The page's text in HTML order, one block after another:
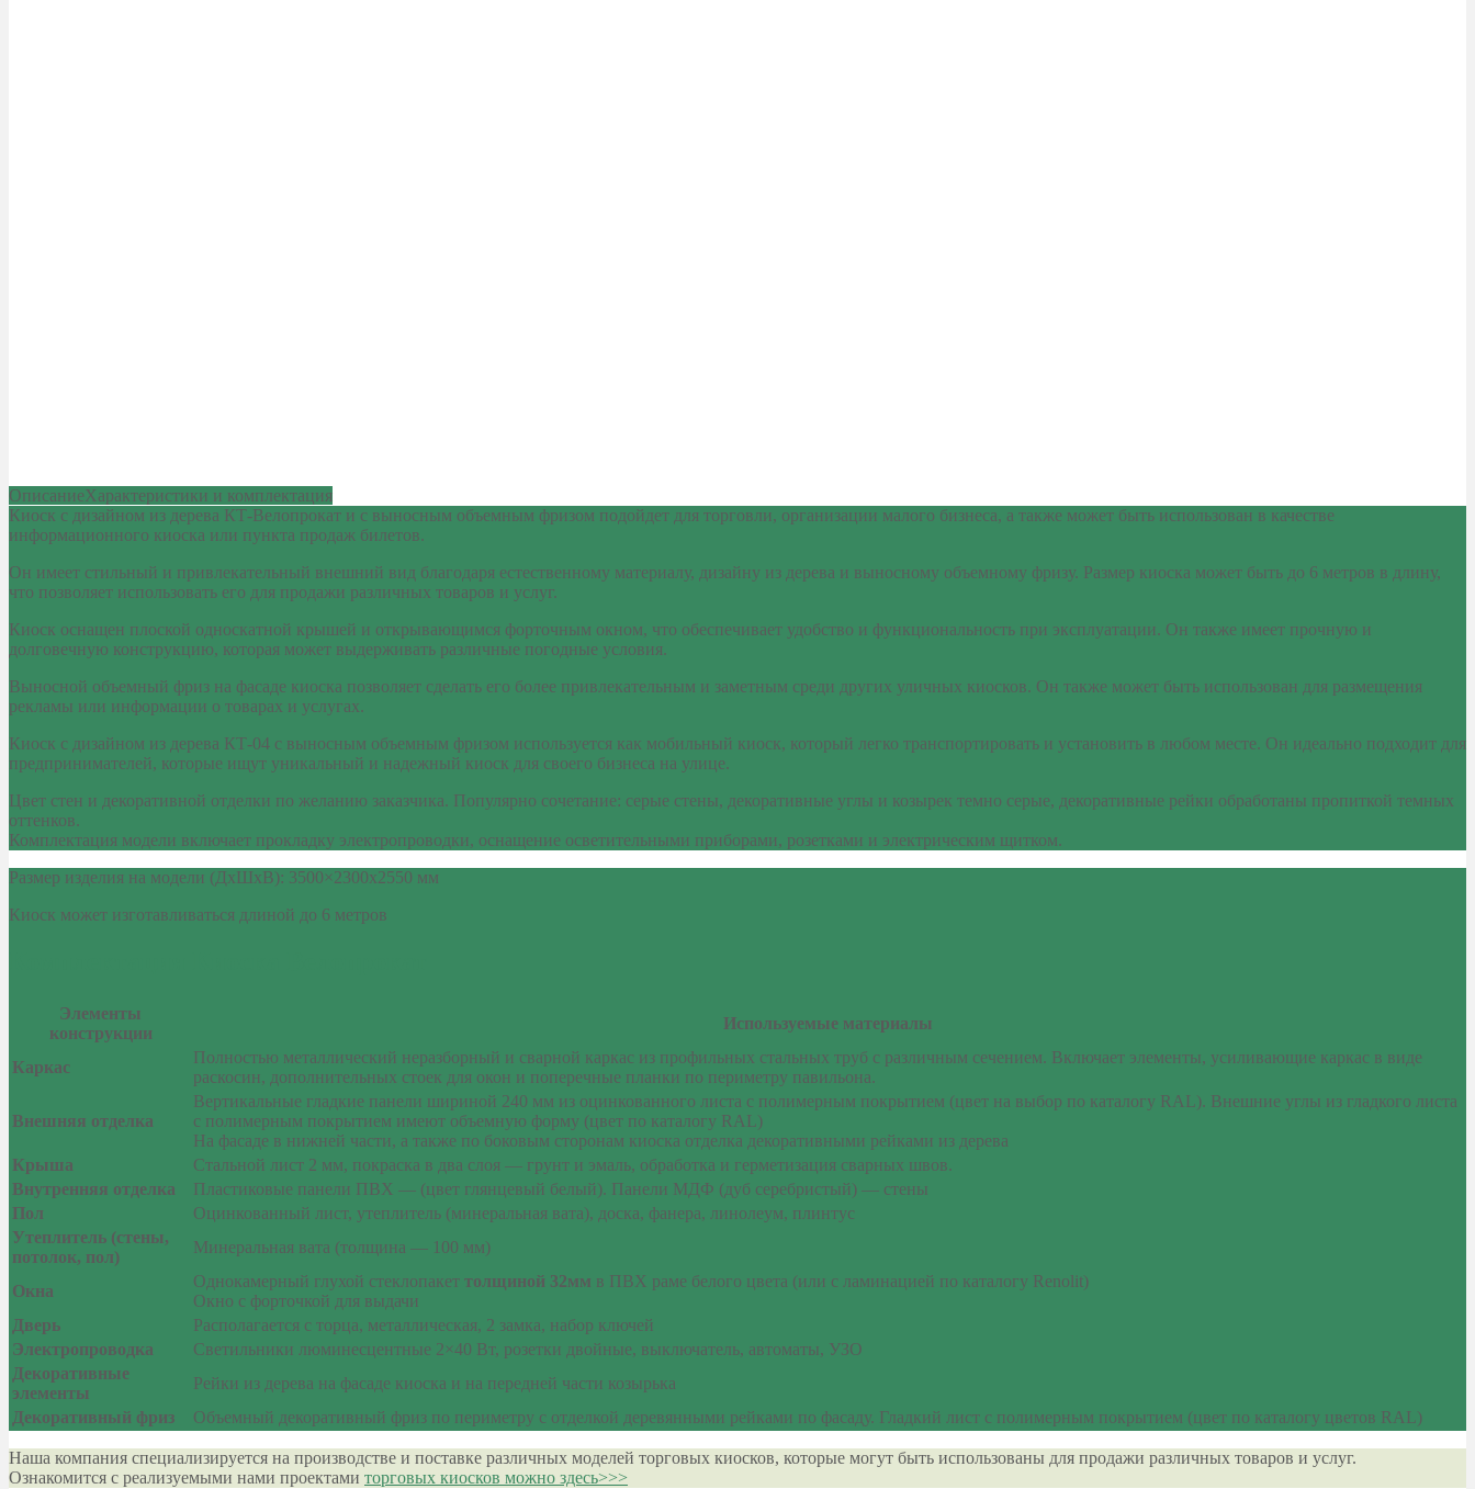
ОписаниеХарактеристики и комплектация
Киоск с дизайном из дерева КТ-Велопрокат и с выносным объемным фризом подойдет для торговли, организации малого бизнеса, а также может быть использован в качестве
информационного киоска или пункта продаж билетов.
Он имеет стильный и привлекательный внешний вид благодаря естественному материалу, дизайну из дерева и выносному объемному фризу. Размер киоска может быть до 6 метров в длину,
что позволяет использовать его для продажи различных товаров и услуг.
Киоск оснащен плоской односкатной крышей и открывающимся форточным окном, что обеспечивает удобство и функциональность при эксплуатации. Он также имеет прочную и
долговечную конструкцию, которая может выдерживать различные погодные условия.
Выносной объемный фриз на фасаде киоска позволяет сделать его более привлекательным и заметным среди других уличных киосков. Он также может быть использован для размещения
рекламы или информации о товарах и услугах.
Киоск с дизайном из дерева КТ-04 с выносным объемным фризом используется как мобильный киоск, который легко транспортировать и установить в любом месте. Он идеально подходит для
предпринимателей, которые ищут уникальный и надежный киоск для своего бизнеса на улице.
Цвет стен и декоративной отделки по желанию заказчика. Популярно сочетание: серые стены, декоративные углы и козырек темно серые, декоративные рейки обработаны пропиткой темных
оттенков.
Комплектация модели включает прокладку электропроводки, оснащение осветительными приборами, розетками и электрическим щитком.
Размер изделия на модели (ДхШхВ): 3500×2300х2550 мм
Киоск может изготавливаться длиной до 6 метров
Элементы
конструкции
Используемые материалы
Каркас
Полностью металлический неразборный и сварной каркас из профильных стальных труб с различным сечением. Включает элементы, усиливающие каркас в виде
раскосин, дополнительных стоек для окон и поперечные планки по периметру павильона.
Внешняя отделка
Вертикальные гладкие панели шириной 240 мм из оцинкованного листа с полимерным покрытием (цвет на выбор по каталогу RAL). Внешние углы из гладкого листа
с полимерным покрытием имеют объемную форму (цвет по каталогу RAL)
На фасаде в нижней части, а также по боковым сторонам киоска отделка декоративными рейками из дерева
Крыша
Стальной лист 2 мм, покраска в два слоя — грунт и эмаль, обработка и герметизация сварных швов.
Внутренняя отделка
Пластиковые панели ПВХ — (цвет глянцевый белый). Панели МДФ (дуб серебристый) — стены
Пол
Оцинкованный лист, утеплитель (минеральная вата), доска, фанера, линолеум, плинтус
Утеплитель (стены,
потолок, пол)
Минеральная вата (толщина — 100 мм)
Окна
Однокамерный глухой стеклопакет толщиной 32мм в ПВХ раме белого цвета (или с ламинацией по каталогу Renolit)
Окно с форточкой для выдачи
Дверь
Располагается с торца, металлическая, 2 замка, набор ключей
Электропроводка
Светильники люминесцентные 2×40 Вт, розетки двойные, выключатель, автоматы, УЗО
Декоративные
элементы
Рейки из дерева на фасаде киоска и на передней части козырька
Декоративный фриз
Объемный декоративный фриз по периметру с отделкой деревянными рейками по фасаду. Гладкий лист с полимерным покрытием (цвет по каталогу цветов RAL)
Наша компания специализируется на производстве и поставке различных моделей торговых киосков, которые могут быть использованы для продажи различных товаров и услуг.
Ознакомится с реализуемыми нами проектами торговых киосков можно здесь>>>